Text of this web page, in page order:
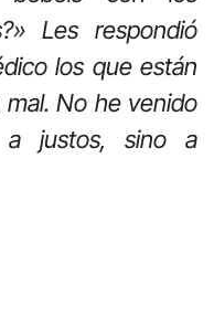
Les respondió
los que están
No he venido
a justos, sino a